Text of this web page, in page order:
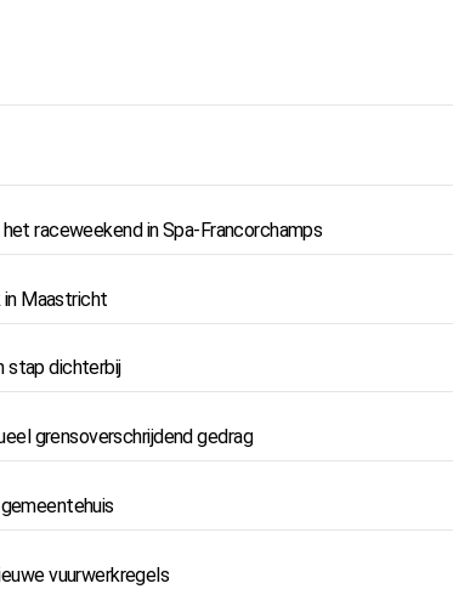
raceweekend in Spa-Francorchamps
in Maastricht
stap dichterbij
grensoverschrijdend gedrag
vuurwerkregels